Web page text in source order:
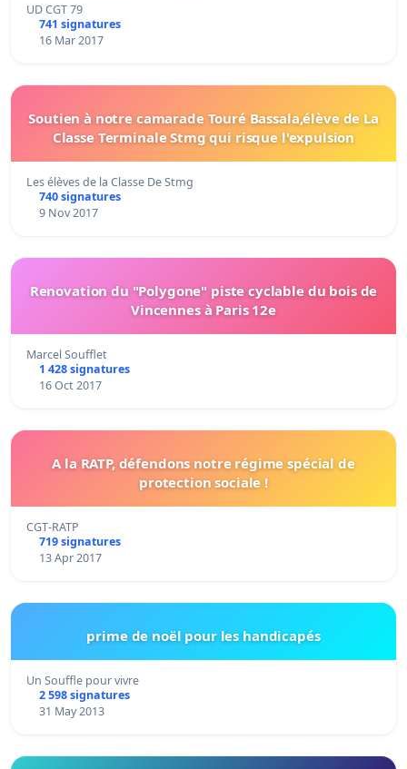
UD CGT 79
741 signatures
16 Mar 2017
Soutien à notre camarade Touré Bassala,élève de La
Classe Terminale Stmg qui risque l'expulsion
Les élèves de la Classe De Stmg
740 signatures
9 Nov 2017
Renovation du "Polygone" piste cyclable du bois de
Vincennes à Paris 12e
Marcel Soufflet
1 428 signatures
16 Oct 2017
A la RATP, défendons notre régime spécial de
protection sociale !
CGT-RATP
719 signatures
13 Apr 2017
prime de noël pour les handicapés
Un Souffle pour vivre
2 598 signatures
31 May 2013